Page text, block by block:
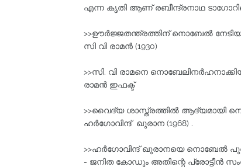
എന്ന കൃതി ആണ് രബീന്ദ്രനാഥ
>>ഊര്‍ജ്ജതന്ത്രത്തിന്‌ നൊബേല്‍
സി വി രാമന്‍ (1930)
>>സി. വി രാമനെ
രാമന്‍ ഇഫക്ട്‌
>>വൈദ്യ ശാസ്ത്രത്തില്‍ ആദ്യമായി
ഹര്‍ഗോവിന്ദ് ഖുരാന (1968) .
>>ഹര്‍ഗോവിന്ദ് ഖുരാനയെ നൊബേല്‍
- ജനിത കോഡും അതിന്റെ പ്രോട്ടീന്‍